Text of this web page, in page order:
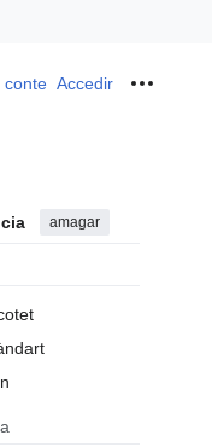
conte Accedir
amagar